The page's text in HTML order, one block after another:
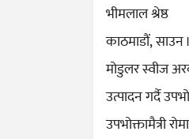
भीमलाल श्रेष्ठ
काठमाडौं, साउन
मोडुलर स्वीज
उत्पादन गर्दै
उपभोक्तामैत्री